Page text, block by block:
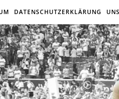
DATENSCHUTZERKLÄRUNG